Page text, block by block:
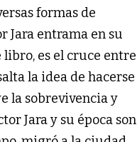
formas de
Jara entrama en su
libro, es el cruce entre
la idea de hacerse
la sobrevivencia y
Jara y su época son